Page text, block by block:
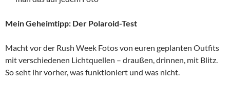
Mein Geheimtipp: Der Polaroid-Test
Macht vor der Rush Week Fotos von euren geplanten Outfits
mit verschiedenen Lichtquellen – draußen, drinnen, mit Blitz.
So seht ihr vorher, was funktioniert und was nicht.